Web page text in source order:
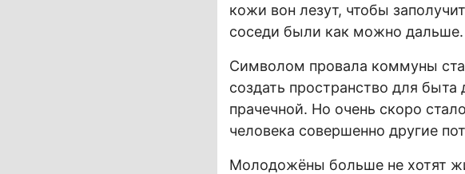
кожи вон лезут, чтобы
соседи были как можно дальше.
Символом провала коммуны
создать пространство для
прачечной. Но очень скоро
человека совершенно другие
Молодожёны больше не хотят